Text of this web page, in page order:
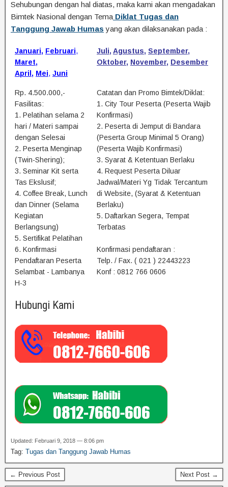
Sehubungan dengan hal diatas, maka kami akan mengadakan
Bimtek Nasional dengan Tema Diklat Tugas dan
Tanggung Jawab Humas yang akan dilaksanakan pada :
Januari, Februari,
Maret,
April , Mei, Juni
Juli, Agustus, September,
Oktober, November, Desember
Rp. 4.500.000,-
Fasilitas:
1. Pelatihan selama 2
hari / Materi sampai
dengan Selesai
2. Peserta Menginap
(Twin-Shering);
3. Seminar Kit serta
Tas Ekslusif;
4. Coffee Break, Lunch
dan Dinner (Selama
Kegiatan
Berlangsung)
5. Sertifikat Pelatihan
6. Konfirmasi
Pendaftaran Peserta
Selambat - Lambanya
H-3
Catatan dan Promo Bimtek/Diklat:
1. City Tour Peserta (Peserta Wajib
Konfirmasi)
2. Peserta di Jemput di Bandara
(Peserta Group Minimal 5 Orang)
(Peserta Wajib Konfirmasi)
3. Syarat & Ketentuan Berlaku
4. Request Peserta Diluar
Jadwal/Materi Yg Tidak Tercantum
di Website, (Syarat & Ketentuan
Berlaku)
5. Daftarkan Segera, Tempat
Terbatas
Konfirmasi pendaftaran :
Telp. / Fax. ( 021 ) 22443223
Konf : 0812 766 0606
Hubungi Kami
Updated: Februari 9, 2018 — 8:06 pm
Tag: Tugas dan Tanggung Jawab Humas
← Previous Post Next Post →